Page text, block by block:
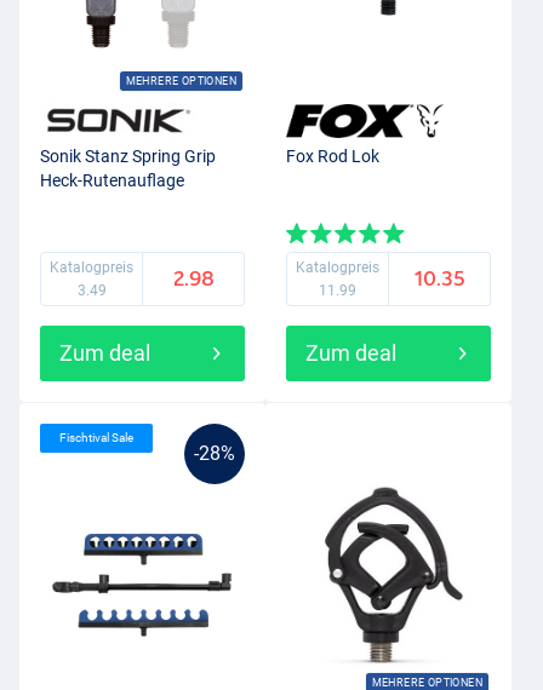
MEHRERE OPTIONEN
Sonik Stanz Spring Grip
Heck-Rutenauflage
Katalogpreis
3.49
2.98
Zum deal
Fox Rod Lok
Katalogpreis
11.99
10.35
Zum deal
-28%
Fischtival Sale
MEHRERE OPTIONEN